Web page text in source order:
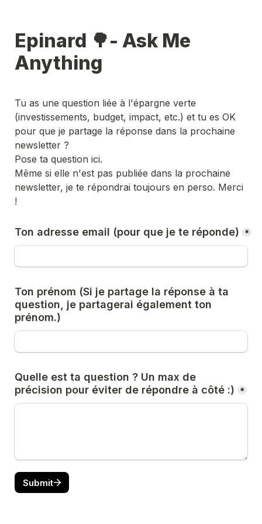
Epinard 🌳- Ask Me
Anything
Tu as une question liée à l'épargne verte
(investissements, budget, impact, etc.) et tu es OK
pour que je partage la réponse dans la prochaine
newsletter ?
Pose ta question ici.
Même si elle n'est pas publiée dans la prochaine
newsletter, je te répondrai toujours en perso. Merci
!
Ton adresse email (pour que je te réponde) *
Ton prénom (Si je partage la réponse à ta
question, je partagerai également ton
prénom.)
Quelle est ta question ? Un max de
précision pour éviter de répondre à côté :)
*
Submit